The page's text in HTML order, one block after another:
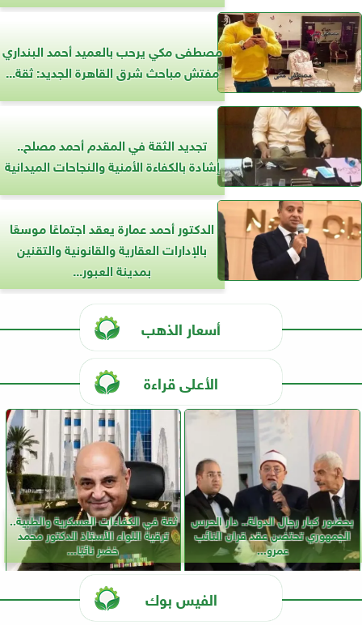
مصطفى مكي يرحب بالعميد أحمد البنداري
مفتش مباحث شرق القاهرة الجديد: ثقة...
تجديد الثقة في المقدم أحمد مصلح..
إشادة بالكفاءة الأمنية والنجاحات الميدانية
الدكتور أحمد عمارة يعقد اجتماعًا موسعًا
بالإدارات العقارية والقانونية والتقنين
بمدينة العبور...
أسعار الذهب
الأعلى قراءة
بحضور كبار رجال الدولة.. دار الحرس
الجمهوري تحتضن عقد قران النائب
عمرو...
ثقة في الكفاءات العسكرية والطبية..
ترقية اللواء الأستاذ الدكتور محمد
خضر نائبًا...
الفيس بوك